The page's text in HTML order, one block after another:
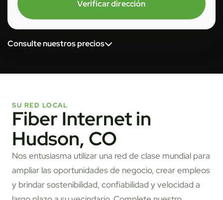
Verificar dirección
Consulte nuestros precios
SU RED LOCAL
Fiber Internet in
Hudson, CO
Nos entusiasma utilizar una red de clase mundial para
ampliar las oportunidades de negocio, crear empleos
y brindar sostenibilidad, confiabilidad y velocidad a